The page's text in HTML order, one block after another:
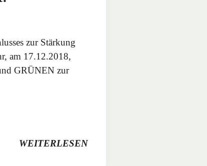
zur Stärkung
am 17.12.2018,
GRÜNEN zur
WEITERLESEN